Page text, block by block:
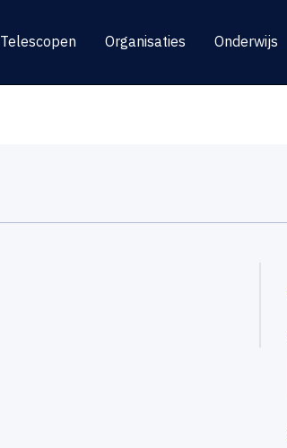
Telescopen Organisaties Onderwijs